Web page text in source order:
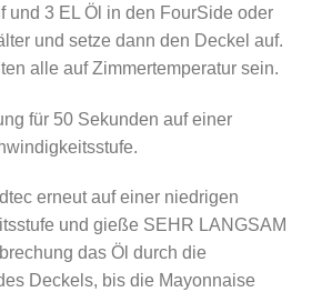
und 3 EL Öl in den FourSide oder
und setze dann den Deckel auf.
alle auf Zimmertemperatur sein.
für 50 Sekunden auf einer
erneut auf einer niedrigen
und gieße SEHR LANGSAM
das Öl durch die
Deckels, bis die Mayonnaise